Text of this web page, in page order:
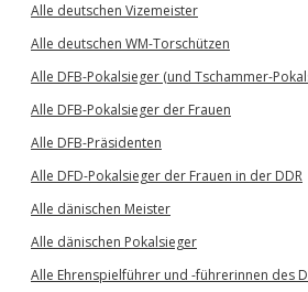
Alle deutschen Vizemeister
Alle deutschen WM-Torschützen
Alle DFB-Pokalsieger (und Tschammer-
Alle DFB-Pokalsieger der Frauen
Alle DFB-Präsidenten
Alle DFD-Pokalsieger der Frauen in der DDR
Alle dänischen Meister
Alle dänischen Pokalsieger
Alle Ehrenspielführer und -führerinnen des